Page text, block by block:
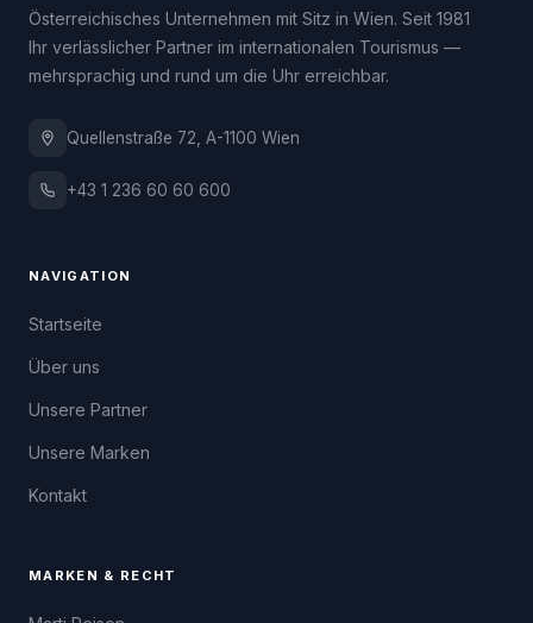
Österreichisches Unternehmen mit Sitz in Wien. Seit 1981
Ihr verlässlicher Partner im internationalen Tourismus —
mehrsprachig und rund um die Uhr erreichbar.
Quellenstraße 72, A-1100 Wien
+43 1 236 60 60 600
NAVIGATION
Startseite
Über uns
Unsere Partner
Unsere Marken
Kontakt
MARKEN & RECHT